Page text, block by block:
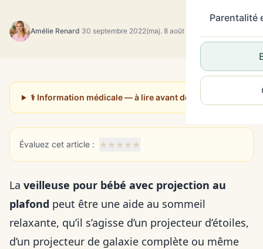
Parentalité
Amélie Renard·30 septembre 2022(maj. 8 août 2026)
⚕️ Information médicale — à lire avant de poursuivre
Évaluez cet article : ★★★★★
La veilleuse pour bébé avec projection au
plafond peut être une aide au sommeil
relaxante, qu’il s’agisse d’un projecteur d’étoiles,
d’un projecteur de galaxie complète ou même